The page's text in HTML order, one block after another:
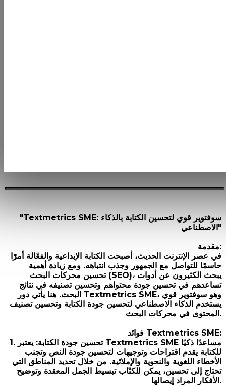
"Textmetrics SME: سوفتوير قوي لتحسين الكتابة بالذكاء
الاصطناعي"
مقدمة:
في عصر الإنترنت الحديث، أصبحت الكتابة الإبداعية والفعّالة أمرًا
حاسمًا للتواصل مع الجمهور وجذب انتباهه. ومع زيادة أهمية
تحسين محركات البحث (SEO)، يبحث الكثيرون عن أدوات
تساعدهم في تحسين جودة محتواهم وتحسين تصنيفه في نتائج
البحث. هنا يأتي دور Textmetrics SME، وهو سوفتوير قوي
يستخدم الذكاء الاصطناعي لتحسين جودة الكتابة وتحسين تصنيف
المحتوى في محركات البحث.
فوائد Textmetrics SME:
1. تحسين جودة الكتابة: يعتبر Textmetrics SME مساعدًا ذكيًا
للكتابة يقدم اقتراحات وتوجيهات لتحسين جودة النص وتجنب
الأخطاء اللغوية والنحوية والإملائية. من خلال تحديد المناطق التي
تحتاج إلى تحسين، يمكن للكتّاب تبسيط الجمل المعقدة وتوضيح
الأفكار المراد إيصالها.